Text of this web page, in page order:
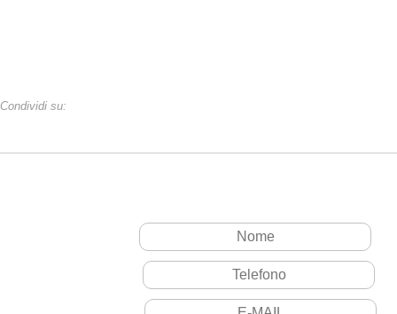
Condividi su: